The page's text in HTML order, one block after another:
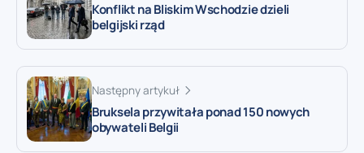
Konflikt na Bliskim Wschodzie dzieli
belgijski rząd
Następny artykuł
Bruksela przywitała ponad 150 nowych
obywateli Belgii